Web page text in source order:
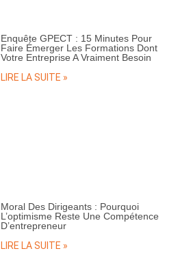
Enquête GPECT : 15 Minutes Pour
Faire Émerger Les Formations Dont
Votre Entreprise A Vraiment Besoin
LIRE LA SUITE »
Moral Des Dirigeants : Pourquoi
L’optimisme Reste Une Compétence
D’entrepreneur
LIRE LA SUITE »